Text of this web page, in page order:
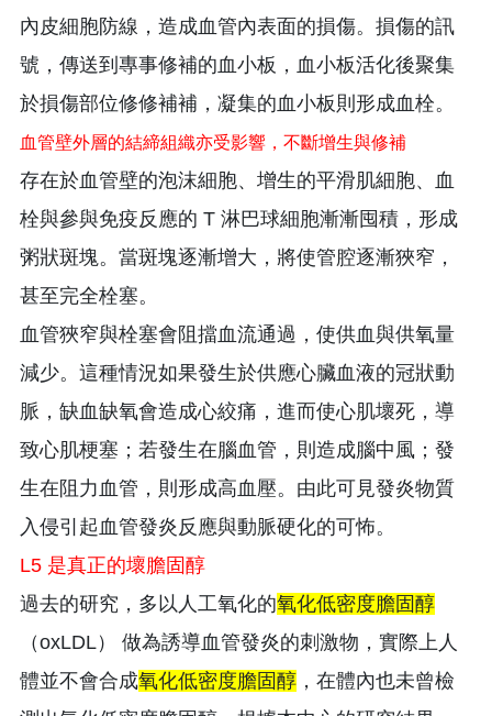
內皮細胞防線，造成血管內表面的損傷。損傷的訊
號，傳送到專事修補的血小板，血小板活化後聚集
於損傷部位修修補補，凝集的血小板則形成血栓。
血管壁外層的結締組織亦受影響，不斷增生與修補
存在於血管壁的泡沫細胞、增生的平滑肌細胞、血
栓與參與免疫反應的 T 淋巴球細胞漸漸囤積，形成
粥狀斑塊。當斑塊逐漸增大，將使管腔逐漸狹窄，
甚至完全栓塞。
血管狹窄與栓塞會阻擋血流通過，使供血與供氧量
減少。這種情況如果發生於供應心臟血液的冠狀動
脈，缺血缺氧會造成心絞痛，進而使心肌壞死，導
致心肌梗塞；若發生在腦血管，則造成腦中風；發
生在阻力血管，則形成高血壓。由此可見發炎物質
入侵引起血管發炎反應與動脈硬化的可怖。
L5 是真正的壞膽固醇
過去的研究，多以人工氧化的氧化低密度膽固醇
（oxLDL） 做為誘導血管發炎的刺激物，實際上人
體並不會合成氧化低密度膽固醇 ，在體內也未曾檢